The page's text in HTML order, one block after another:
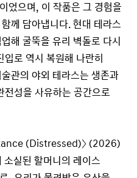
었으며, 이 작품은 그 경험을
께 담아냅니다. 현대 테라스
해 굴뚝을 유리 벽돌로 다시
로 역시 복원해 나란히
관의 야외 테라스는 생존과
성을 사유하는 공간으로
(Distressed)〉 (2026)
실된 할머니의 레이스